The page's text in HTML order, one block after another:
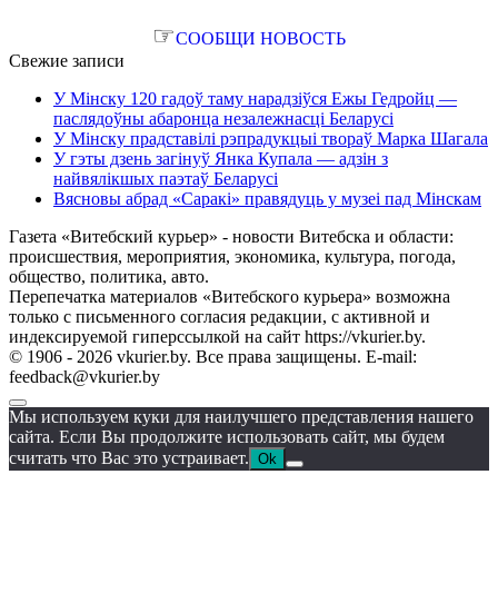
☞СООБЩИ НОВОСТЬ
Свежие записи
У Мінску 120 гадоў таму нарадзіўся Ежы Гедройц —
паслядоўны абаронца незалежнасці Беларусі
У Мінску прадставілі рэпрадукцыі твораў Марка Шагала
У гэты дзень загінуў Янка Купала — адзін з
найвялікшых паэтаў Беларусі
Вясновы абрад «Саракі» правядуць у музеі пад Мінскам
Газета «Витебский курьер» - новости Витебска и области:
происшествия, мероприятия, экономика, культура, погода,
общество, политика, авто.
Перепечатка материалов «Витебского курьера» возможна
только с письменного согласия редакции, с активной и
индексируемой гиперссылкой на сайт https://vkurier.by.
© 1906 - 2026 vkurier.by. Все права защищены. E-mail:
feedback@vkurier.by
Мы используем куки для наилучшего представления нашего
сайта. Если Вы продолжите использовать сайт, мы будем
считать что Вас это устраивает. Ok